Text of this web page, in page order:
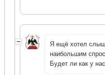
Я ещё хотел
наибольшим
Будет ли как у